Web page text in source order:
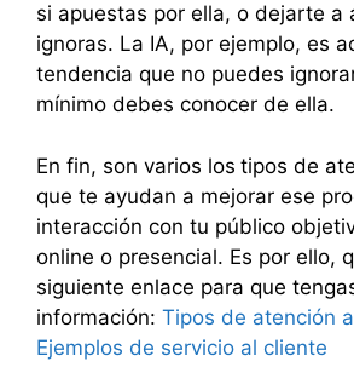
si apuestas por ella, o dejarte a
ignoras. La IA, por ejemplo, es
tendencia que no puedes
mínimo debes conocer de ella.
En fin, son varios los tipos de
que te ayudan a mejorar ese
interacción con tu público
online o presencial. Es por ello,
siguiente enlace para que
información: Tipos de atención
Ejemplos de servicio al cliente